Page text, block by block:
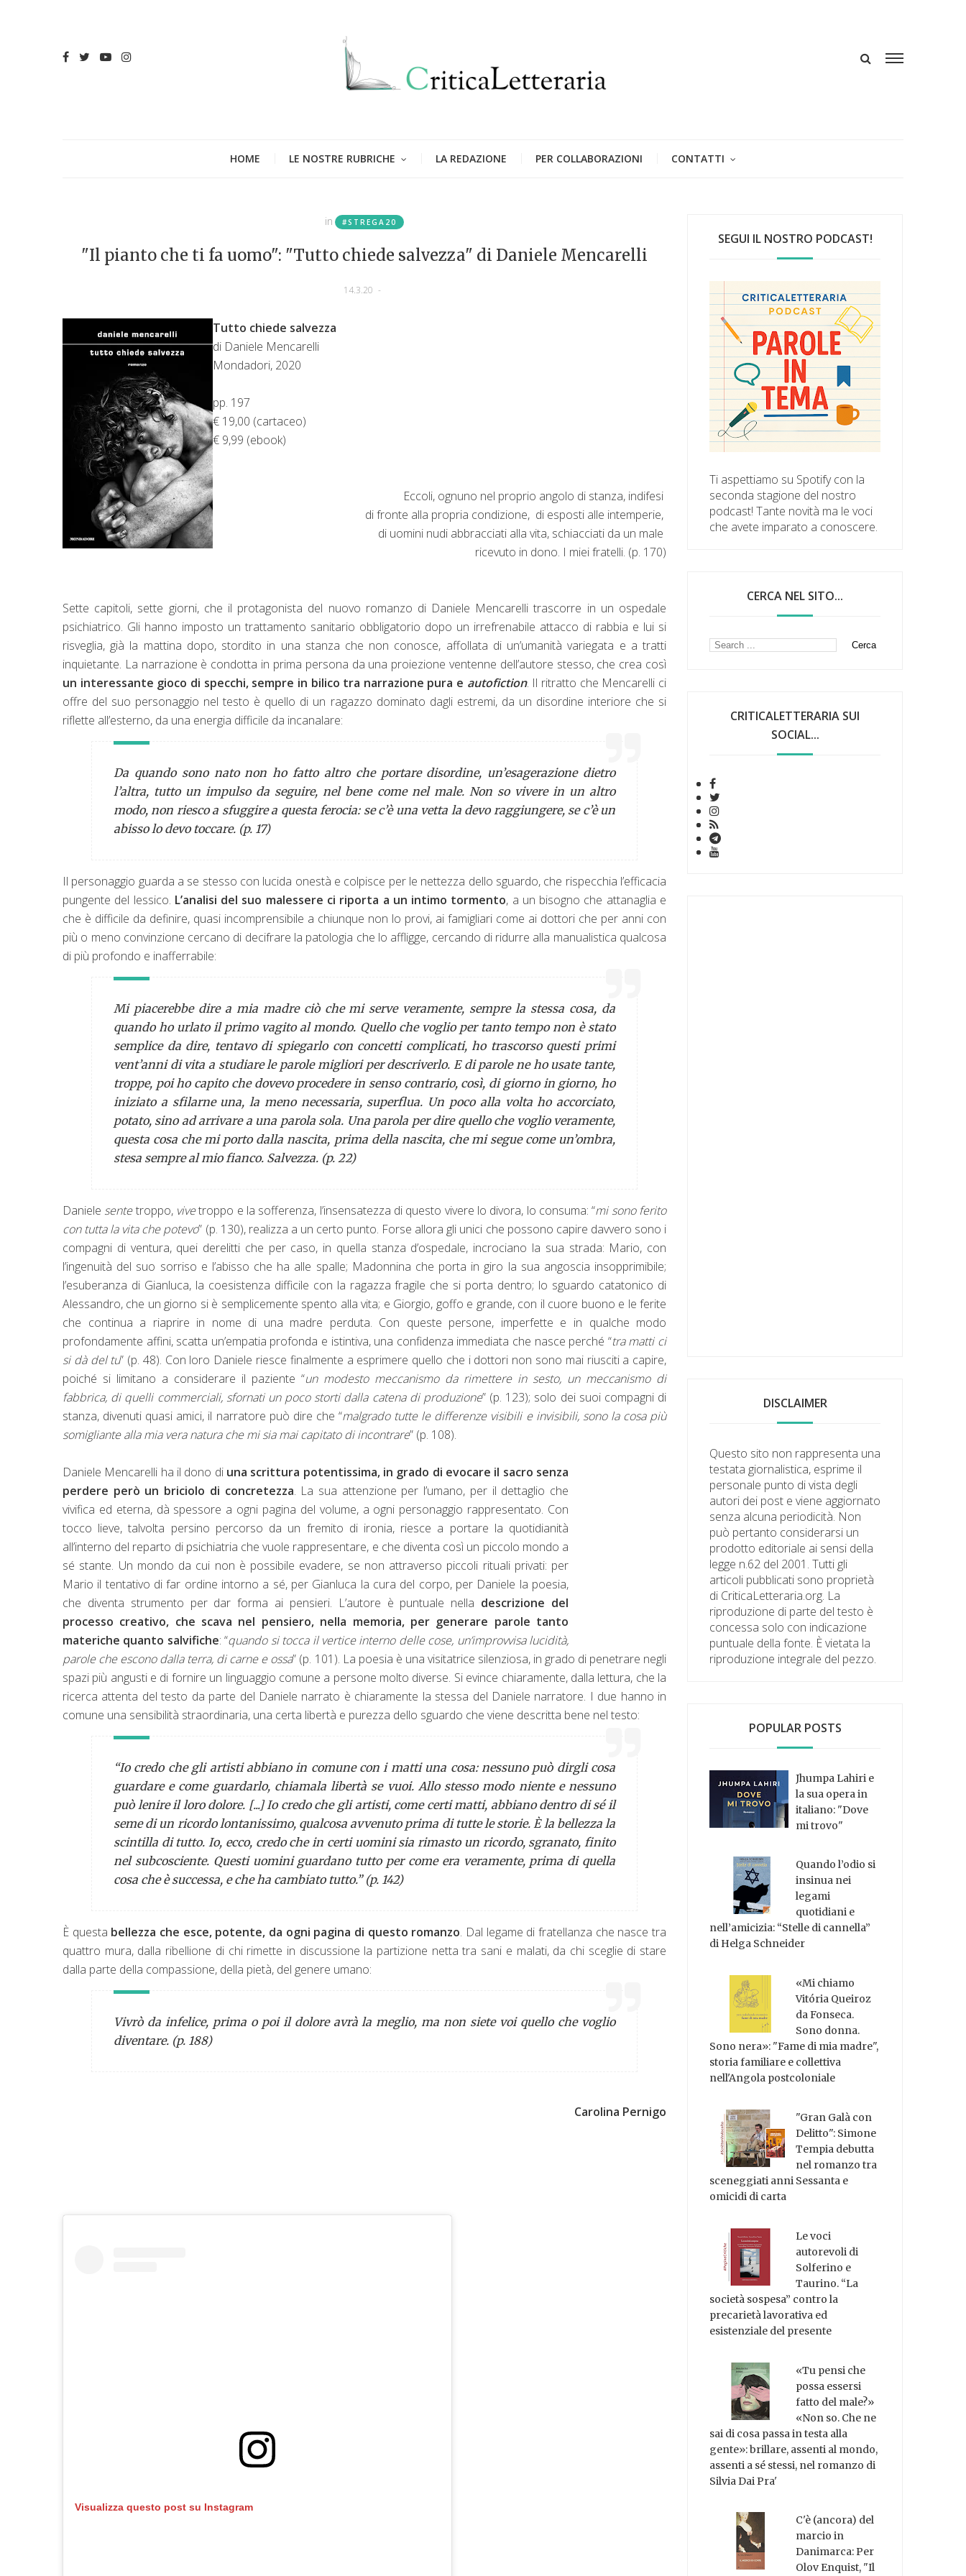
HOME LE NOSTRE RUBRICHE LA REDAZIONE PER COLLABORAZIONI CONTATTI
in #STREGA20
"Il pianto che ti fa uomo": "Tutto chiede salvezza" di Daniele Mencarelli
14.3.20 -
Tutto chiede salvezza
di Daniele Mencarelli
Mondadori, 2020
pp. 197
€ 19,00 (cartaceo)
€ 9,99 (ebook)
Eccoli, ognuno nel proprio angolo di stanza, indifesi
di fronte alla propria condizione, di esposti alle intemperie,
di uomini nudi abbracciati alla vita, schiacciati da un male
ricevuto in dono. I miei fratelli. (p. 170)
Sette capitoli, sette giorni, che il protagonista del nuovo romanzo di Daniele Mencarelli trascorre in un ospedale
psichiatrico. Gli hanno imposto un trattamento sanitario obbligatorio dopo un irrefrenabile attacco di rabbia e lui si
risveglia, già la mattina dopo, stordito in una stanza che non conosce, affollata di un’umanità variegata e a tratti
inquietante. La narrazione è condotta in prima persona da una proiezione ventenne dell’autore stesso, che crea così
un interessante gioco di specchi, sempre in bilico tra narrazione pura e autofiction. Il ritratto che Mencarelli ci
offre del suo personaggio nel testo è quello di un ragazzo dominato dagli estremi, da un disordine interiore che si
riflette all’esterno, da una energia difficile da incanalare:
Da quando sono nato non ho fatto altro che portare disordine, un’esagerazione dietro
l’altra, tutto un impulso da seguire, nel bene come nel male. Non so vivere in un altro
modo, non riesco a sfuggire a questa ferocia: se c’è una vetta la devo raggiungere, se c’è un
abisso lo devo toccare. (p. 17)
Il personaggio guarda a se stesso con lucida onestà e colpisce per le nettezza dello sguardo, che rispecchia l’efficacia
pungente del lessico. L’analisi del suo malessere ci riporta a un intimo tormento, a un bisogno che attanaglia e
che è difficile da definire, quasi incomprensibile a chiunque non lo provi, ai famigliari come ai dottori che per anni con
più o meno convinzione cercano di decifrare la patologia che lo affligge, cercando di ridurre alla manualistica qualcosa
di più profondo e inafferrabile:
Mi piacerebbe dire a mia madre ciò che mi serve veramente, sempre la stessa cosa, da
quando ho urlato il primo vagito al mondo. Quello che voglio per tanto tempo non è stato
semplice da dire, tentavo di spiegarlo con concetti complicati, ho trascorso questi primi
vent’anni di vita a studiare le parole migliori per descriverlo. E di parole ne ho usate tante,
troppe, poi ho capito che dovevo procedere in senso contrario, così, di giorno in giorno, ho
iniziato a sfilarne una, la meno necessaria, superflua. Un poco alla volta ho accorciato,
potato, sino ad arrivare a una parola sola. Una parola per dire quello che voglio veramente,
questa cosa che mi porto dalla nascita, prima della nascita, che mi segue come un’ombra,
stesa sempre al mio fianco. Salvezza. (p. 22)
Daniele sentetroppo, vivetroppo e la sofferenza, l’insensatezza di questo vivere lo divora, lo consuma: “mi sono ferito
con tutta la vita che potevo” (p. 130), realizza a un certo punto. Forse allora gli unici che possono capire davvero sono i
compagni di ventura, quei derelitti che per caso, in quella stanza d’ospedale, incrociano la sua strada: Mario, con
l’ingenuità del suo sorriso e l’abisso che ha alle spalle; Madonnina che porta in giro la sua angoscia insopprimibile;
l’esuberanza di Gianluca, la coesistenza difficile con la ragazza fragile che si porta dentro; lo sguardo catatonico di
Alessandro, che un giorno si è semplicemente spento alla vita; e Giorgio, goffo e grande, con il cuore buono e le ferite
che continua a riaprire in nome di una madre perduta. Con queste persone, imperfette e in qualche modo
profondamente affini, scatta un’empatia profonda e istintiva, una confidenza immediata che nasce perché “tra matti ci
si dà del tu” (p. 48). Con loro Daniele riesce finalmente a esprimere quello che i dottori non sono mai riusciti a capire,
poiché si limitano a considerare il paziente “un modesto meccanismo da rimettere in sesto, un meccanismo di
fabbrica, di quelli commerciali, sfornati un poco storti dalla catena di produzione” (p. 123); solo dei suoi compagni di
stanza, divenuti quasi amici, il narratore può dire che “malgrado tutte le differenze visibili e invisibili, sono la cosa più
somigliante alla mia vera natura che mi sia mai capitato di incontrare” (p. 108).
Daniele Mencarelli ha il dono di una scrittura potentissima, in grado di evocare il sacro senza
perdere però un briciolo di concretezza. La sua attenzione per l’umano, per il dettaglio che
vivifica ed eterna, dà spessore a ogni pagina del volume, a ogni personaggio rappresentato. Con
tocco lieve, talvolta persino percorso da un fremito di ironia, riesce a portare la quotidianità
all’interno del reparto di psichiatria che vuole rappresentare, e che diventa così un piccolo mondo a
sé stante. Un mondo da cui non è possibile evadere, se non attraverso piccoli rituali privati: per
Mario il tentativo di far ordine intorno a sé, per Gianluca la cura del corpo, per Daniele la poesia,
che diventa strumento per dar forma ai pensieri. L’autore è puntuale nella descrizione del
processo creativo, che scava nel pensiero, nella memoria, per generare parole tanto
materiche quanto salvifiche: “quando si tocca il vertice interno delle cose, un’improvvisa lucidità,
parole che escono dalla terra, di carne e ossa” (p. 101). La poesia è una visitatrice silenziosa, in grado di penetrare negli
spazi più angusti e di fornire un linguaggio comune a persone molto diverse. Si evince chiaramente, dalla lettura, che la
ricerca attenta del testo da parte del Daniele narrato è chiaramente la stessa del Daniele narratore. I due hanno in
comune una sensibilità straordinaria, una certa libertà e purezza dello sguardo che viene descritta bene nel testo:
“Io credo che gli artisti abbiano in comune con i matti una cosa: nessuno può dirgli cosa
guardare e come guardarlo, chiamala libertà se vuoi. Allo stesso modo niente e nessuno
può lenire il loro dolore. [...] Io credo che gli artisti, come certi matti, abbiano dentro di sé il
seme di un ricordo lontanissimo, qualcosa avvenuto prima di tutte le storie. È la bellezza la
scintilla di tutto. Io, ecco, credo che in certi uomini sia rimasto un ricordo, sgranato, finito
nel subcosciente. Questi uomini guardano tutto per come era veramente, prima di quella
cosa che è successa, e che ha cambiato tutto.” (p. 142)
È questa bellezza che esce, potente, da ogni pagina di questo romanzo. Dal legame di fratellanza che nasce tra
quattro mura, dalla ribellione di chi rimette in discussione la partizione netta tra sani e malati, da chi sceglie di stare
dalla parte della compassione, della pietà, del genere umano:
Vivrò da infelice, prima o poi il dolore avrà la meglio, ma non siete voi quello che voglio
diventare. (p. 188)
Carolina Pernigo
Visualizza questo post su Instagram
SEGUI IL NOSTRO PODCAST!
Ti aspettiamo su Spotify con la
seconda stagione del nostro
podcast! Tante novità ma le voci
che avete imparato a conoscere.
CERCA NEL SITO...
CRITICALETTERARIA SUI
SOCIAL...
DISCLAIMER
Questo sito non rappresenta una
testata giornalistica, esprime il
personale punto di vista degli
autori dei post e viene aggiornato
senza alcuna periodicità. Non
può pertanto considerarsi un
prodotto editoriale ai sensi della
legge n.62 del 2001. Tutti gli
articoli pubblicati sono proprietà
di CriticaLetteraria.org. La
riproduzione di parte del testo è
concessa solo con indicazione
puntuale della fonte. È vietata la
riproduzione integrale del pezzo.
POPULAR POSTS
Jhumpa Lahiri e
la sua opera in
italiano: "Dove
mi trovo"
Quando l’odio si
insinua nei
legami
quotidiani e
nell’amicizia: “Stelle di cannella”
di Helga Schneider
«Mi chiamo
Vitória Queiroz
da Fonseca.
Sono donna.
Sono nera»: "Fame di mia madre",
storia familiare e collettiva
nell'Angola postcoloniale
"Gran Galà con
Delitto": Simone
Tempia debutta
nel romanzo tra
sceneggiati anni Sessanta e
omicidi di carta
Le voci
autorevoli di
Solferino e
Taurino. “La
società sospesa” contro la
precarietà lavorativa ed
esistenziale del presente
«Tu pensi che
possa essersi
fatto del male?»
«Non so. Che ne
sai di cosa passa in testa alla
gente»: brillare, assenti al mondo,
assenti a sé stessi, nel romanzo di
Silvia Dai Pra'
C'è (ancora) del
marcio in
Danimarca: Per
Olov Enquist, "Il